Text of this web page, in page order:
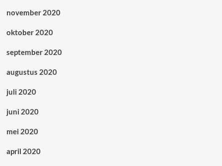
november 2020
oktober 2020
september 2020
augustus 2020
juli 2020
juni 2020
mei 2020
april 2020